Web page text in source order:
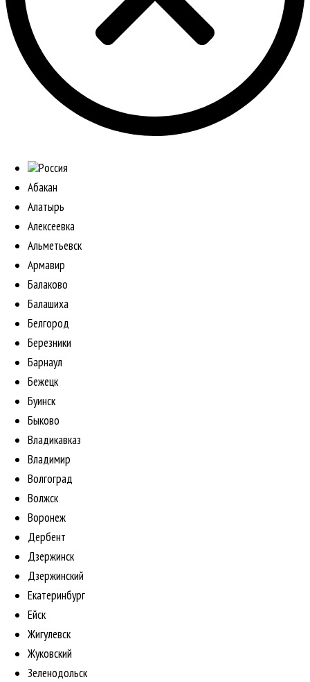
Россия
Абакан
Алатырь
Алексеевка
Альметьевск
Армавир
Балаково
Балашиха
Белгород
Березники
Барнаул
Бежецк
Буинск
Быково
Владикавказ
Владимир
Волгоград
Волжск
Воронеж
Дербент
Дзержинск
Дзержинский
Екатеринбург
Ейск
Жигулевск
Жуковский
Зеленодольск